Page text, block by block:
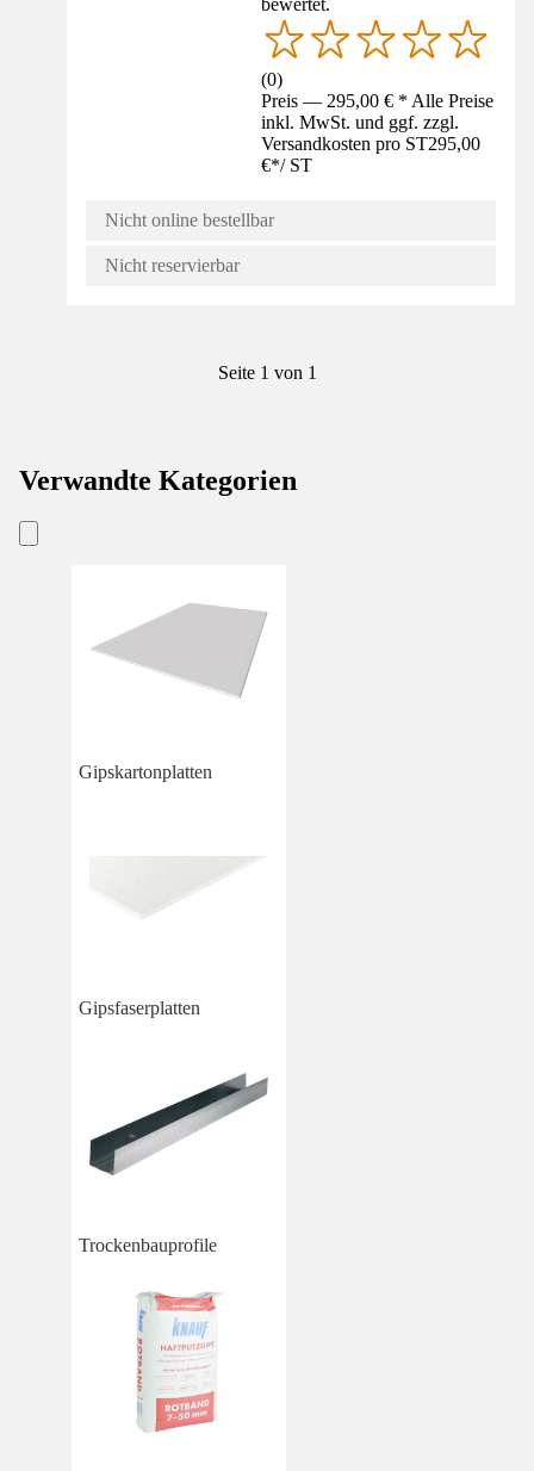
bewertet.
(0)
Preis — 295,00 € * Alle Preise
inkl. MwSt. und ggf. zzgl.
Versandkosten pro ST295,00
€*/ ST
Nicht online bestellbar
Nicht reservierbar
Seite 1 von 1
Verwandte Kategorien
Gipskartonplatten
Gipsfaserplatten
Trockenbauprofile